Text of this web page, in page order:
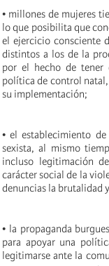
• millones de mujeres
lo que posibilita que
el ejercicio consciente
distintos a los de la
por el hecho de tener
política de control
su implementación;
• el establecimiento
sexista, al mismo
incluso legitimación
carácter social de la
denuncias la brutalidad
• la propaganda
para apoyar una
legitimarse ante la